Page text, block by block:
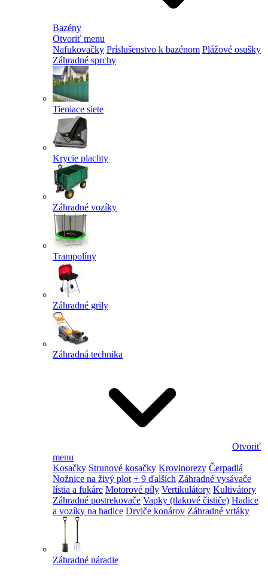
Bazény
Otvoriť menu
Nafukovačky Príslušenstvo k bazénom Plážové osušky
Záhradné sprchy
Tieniace siete
Krycie plachty
Záhradné vozíky
Trampolíny
Záhradné grily
Záhradná technika
Otvoriť
menu
Kosačky Strunové kosačky Krovinorezy Čerpadlá
Nožnice na živý plot + 9 ďalších Záhradné vysávače
lístia a fukáre Motorové píly Vertikulátory Kultivátory
Záhradné postrekovače Vapky (tlakové čističe) Hadice
a vozíky na hadice Drviče konárov Záhradné vrtáky
Záhradné náradie